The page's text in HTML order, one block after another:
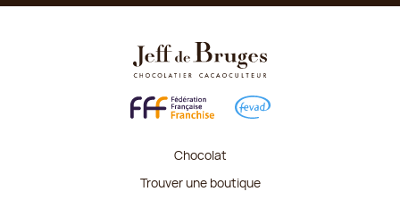
Chocolat
Trouver une boutique